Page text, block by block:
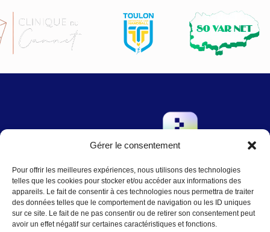
Gérer le consentement
Pour offrir les meilleures expériences, nous utilisons des technologies
telles que les cookies pour stocker et/ou accéder aux informations des
appareils. Le fait de consentir à ces technologies nous permettra de traiter
des données telles que le comportement de navigation ou les ID uniques
sur ce site. Le fait de ne pas consentir ou de retirer son consentement peut
avoir un effet négatif sur certaines caractéristiques et fonctions.
Nous écrire→ Contact:
contact@agence-telo.fr
04 22 91 15 66